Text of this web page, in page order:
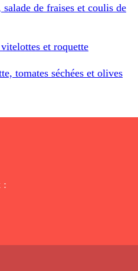
de fraises et coulis de
et roquette
tomates séchées et olives
: